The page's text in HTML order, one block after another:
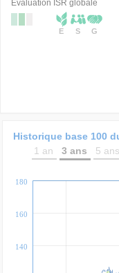
Evaluation ISR globale
E S G
Historique base 100
1 an
3 ans 5 ans
140
160
180